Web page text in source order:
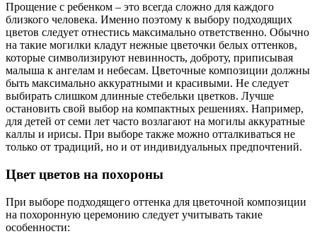
Прощение с ребенком – это всегда сложно для каждого
близкого человека. Именно поэтому к выбору подходящих
цветов следует отнестись максимально ответственно. Обычно
на такие могилки кладут нежные цветочки белых оттенков,
которые символизируют невинность, доброту, приписывая
малыша к ангелам и небесам. Цветочные композиции должны
быть максимально аккуратными и красивыми. Не следует
выбирать слишком длинные стебельки цветков. Лучше
остановить свой выбор на компактных решениях. Например,
для детей от семи лет часто возлагают на могилы аккуратные
каллы и ирисы. При выборе также можно отталкиваться не
только от традиций, но и от индивидуальных предпочтений.
Цвет цветов на похороны
При выборе подходящего оттенка для цветочной композиции
на похоронную церемонию следует учитывать такие
особенности: